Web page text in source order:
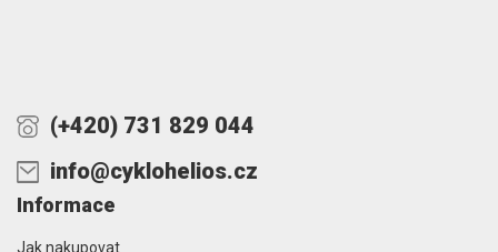
(+420) 731 829 044
info@cyklohelios.cz
Informace
Jak nakupovat